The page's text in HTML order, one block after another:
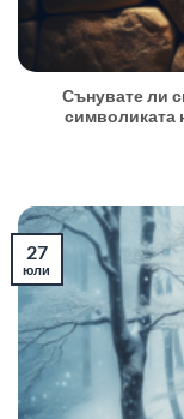
Сънувате ли
символиката
27
юли